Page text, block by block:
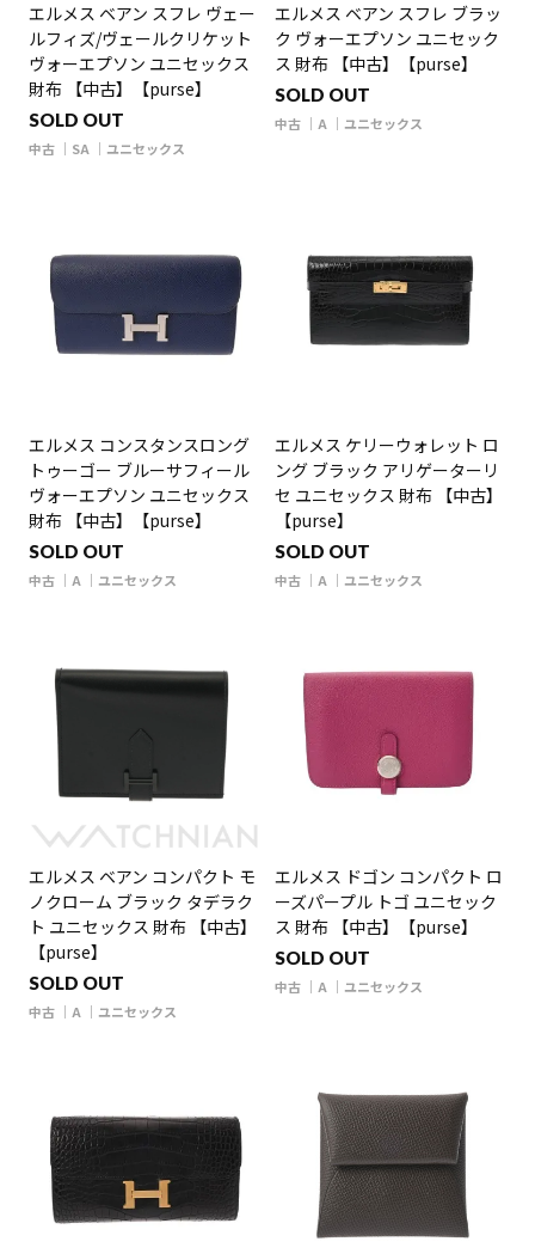
エルメス ベアン スフレ ヴェー
ルフィズ/ヴェールクリケット
ヴォーエプソン ユニセックス
財布 【中古】【purse】
SOLD OUT
中古 SA ユニセックス
エルメス ベアン スフレ ブラッ
ク ヴォーエプソン ユニセック
ス 財布 【中古】【purse】
SOLD OUT
中古 A ユニセックス
エルメス コンスタンスロング
トゥーゴー ブルーサフィール
ヴォーエプソン ユニセックス
財布 【中古】【purse】
SOLD OUT
中古 A ユニセックス
エルメス ケリーウォレット ロ
ング ブラック アリゲーターリ
セ ユニセックス 財布 【中古】
【purse】
SOLD OUT
中古 A ユニセックス
エルメス ベアン コンパクト モ
ノクローム ブラック タデラク
ト ユニセックス 財布 【中古】
【purse】
SOLD OUT
中古 A ユニセックス
エルメス ドゴン コンパクト ロ
ーズパープル トゴ ユニセック
ス 財布 【中古】【purse】
SOLD OUT
中古 A ユニセックス